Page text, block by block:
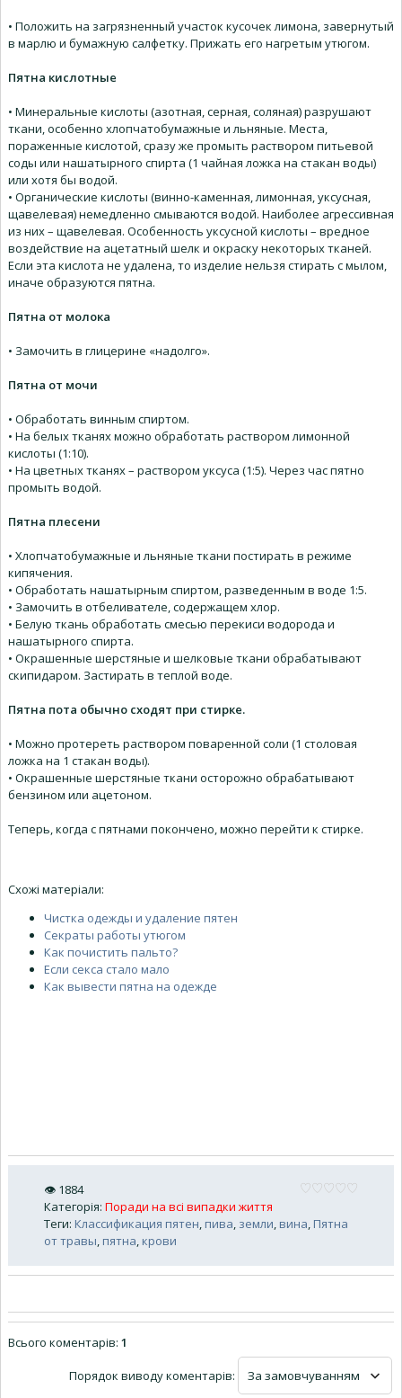
• Положить на загрязненный участок кусочек лимона, завернутый
в марлю и бумажную салфетку. Прижать его нагретым утюгом.
Пятна кислотные
• Минеральные кислоты (азотная, серная, соляная) разрушают
ткани, особенно хлопчатобумажные и льняные. Места,
пораженные кислотой, сразу же промыть раствором питьевой
соды или нашатырного спирта (1 чайная ложка на стакан воды)
или хотя бы водой.
• Органические кислоты (винно-каменная, лимонная, уксусная,
щавелевая) немедленно смываются водой. Наиболее агрессивная
из них – щавелевая. Особенность уксусной кислоты – вредное
воздействие на ацетатный шелк и окраску некоторых тканей.
Если эта кислота не удалена, то изделие нельзя стирать с мылом,
иначе образуются пятна.
Пятна от молока
• Замочить в глицерине «надолго».
Пятна от мочи
• Обработать винным спиртом.
• На белых тканях можно обработать раствором лимонной
кислоты (1:10).
• На цветных тканях – раствором уксуса (1:5). Через час пятно
промыть водой.
Пятна плесени
• Хлопчатобумажные и льняные ткани постирать в режиме
кипячения.
• Обработать нашатырным спиртом, разведенным в воде 1:5.
• Замочить в отбеливателе, содержащем хлор.
• Белую ткань обработать смесью перекиси водорода и
нашатырного спирта.
• Окрашенные шерстяные и шелковые ткани обрабатывают
скипидаром. Застирать в теплой воде.
Пятна пота обычно сходят при стирке.
• Можно протереть раствором поваренной соли (1 столовая
ложка на 1 стакан воды).
• Окрашенные шерстяные ткани осторожно обрабатывают
бензином или ацетоном.
Теперь, когда с пятнами покончено, можно перейти к стирке.
Схожі матеріали:
Чистка одежды и удаление пятен
Секраты работы утюгом
Как почистить пальто?
Если секса стало мало
Как вывести пятна на одежде
👁 1884
Категорія: Поради на всі випадки життя
Теги: Классификация пятен, пива, земли, вина, Пятна
от травы, пятна, крови
Всього коментарів: 1
Порядок виводу коментарів: